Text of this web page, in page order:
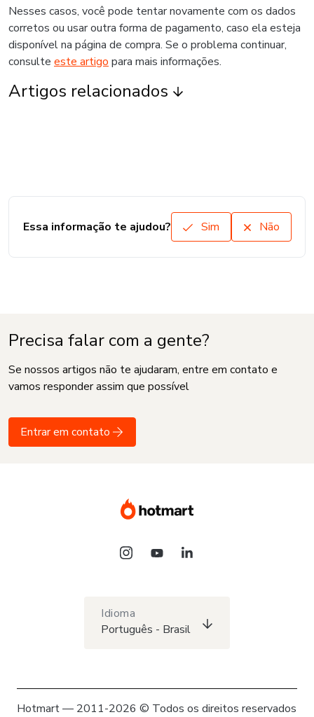
Nesses casos, você pode tentar novamente com os dados
corretos ou usar outra forma de pagamento, caso ela esteja
disponível na página de compra. Se o problema continuar,
consulte este artigo para mais informações.
Artigos relacionados
Essa informação te ajudou? Sim Não
Precisa falar com a gente?
Se nossos artigos não te ajudaram, entre em contato e
vamos responder assim que possível
Entrar em contato
Idioma
Português - Brasil
Hotmart — 2011-2026 © Todos os direitos reservados